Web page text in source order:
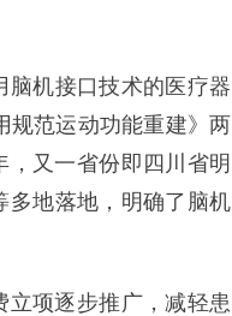
机接口技术的医疗器
规范运动功能重建》两
又一省份即四川省明
多地落地，明确了脑机
项逐步推广，减轻患